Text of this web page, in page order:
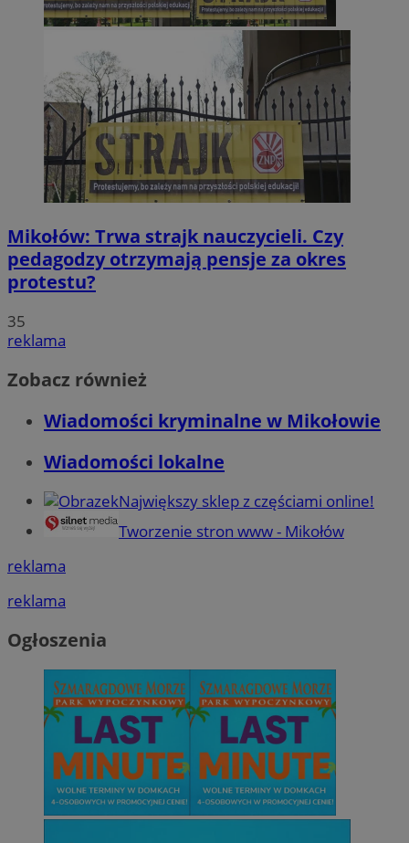
Mikołów: Trwa strajk nauczycieli. Czy
pedagodzy otrzymają pensje za okres
protestu?
35
reklama
Zobacz również
Wiadomości kryminalne w Mikołowie
Wiadomości lokalne
Największy sklep z częściami online!
Tworzenie stron www - Mikołów
reklama
reklama
Ogłoszenia